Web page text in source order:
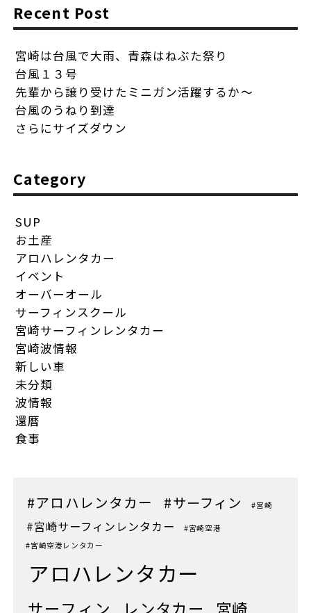
Recent Post
宮崎は台風で大雨、青森はねぶた祭り
台風１３号
先輩から譲り受けたミニガン活躍するか〜
台風のうねり到達
さらにサイズダウン
Category
SUP
お土産
アロハレンタカー
イベント
オーバーオール
サーフィンスクール
宮崎サーフィンレンタカー
宮崎波情報
新しい車
未分類
波情報
還暦
食事
#アロハレンタカー #サーフィン #宮崎
#宮崎サーフィンレンタカー
#宮崎空港
#宮崎空港レンタカー
アロハレンタカー
レンタカー 宮崎